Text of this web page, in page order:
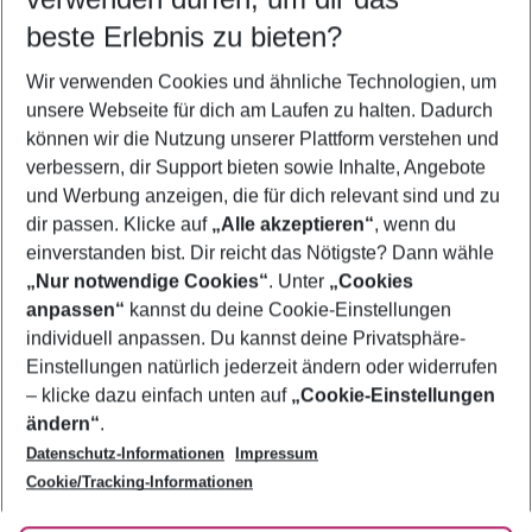
5-8 Nächte
2 Erwachsene Keine Kinder
Mehr Filter anzeigen
Footer
Footer navigation
Über uns
AGB
Bestpreisgarantie
Cookie-Einstellungen ändern
Cookie-Richtlinie
Agenturbetreuung
Barrierefreies Reisen
Folge uns
beste Erlebnis zu bieten?
Wir verwenden Cookies und ähnliche Technologien, um
unsere Webseite für dich am Laufen zu halten. Dadurch
können wir die Nutzung unserer Plattform verstehen und
verbessern, dir Support bieten sowie Inhalte, Angebote
und Werbung anzeigen, die für dich relevant sind und zu
dir passen. Klicke auf „Alle akzeptieren“, wenn du
einverstanden bist. Dir reicht das Nötigste? Dann wähle
„Nur notwendige Cookies“. Unter „Cookies
anpassen“ kannst du deine Cookie-Einstellungen
individuell anpassen. Du kannst deine Privatsphäre-
Einstellungen natürlich jederzeit ändern oder widerrufen
– klicke dazu einfach unten auf „Cookie-Einstellungen
ändern“.
Datenschutz-Informationen
Impressum
Cookie/Tracking-Informationen